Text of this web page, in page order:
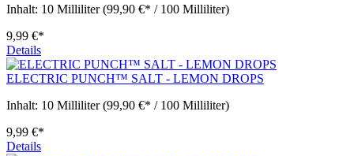
Inhalt: 10 Milliliter(99,90 €* / 100 Milliliter)
9,99 €*
Details
ELECTRIC PUNCH™ SALT - LEMON DROPS
Inhalt: 10 Milliliter(99,90 €* / 100 Milliliter)
9,99 €*
Details